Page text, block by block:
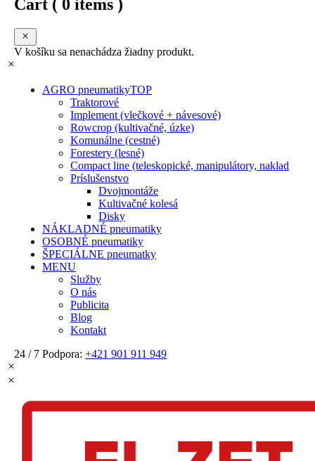
Cart ( 0 items )
V košíku sa nenachádza žiadny produkt.
AGRO pneumatikyTOP
Traktorové
Implement (vlečkové + návesové)
Rowcrop (kultivačné, úzke)
Komunálne (cestné)
Forestery (lesné)
Compact line (teleskopické, manipulátory, naklad
Príslušenstvo
Dvojmontáže
Kultivačné kolesá
Disky
NÁKLADNÉ pneumatiky
OSOBNÉ pneumatiky
ŠPECIÁLNE pneumatky
MENU
Služby
O nás
Publicita
Blog
Kontakt
24 / 7 Podpora: +421 901 911 949